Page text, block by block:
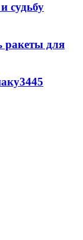
судьбу
ракеты для
3445